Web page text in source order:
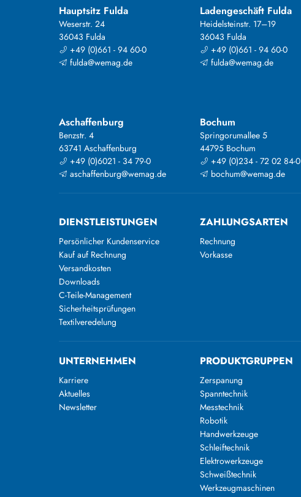
Hauptsitz Fulda
Weserstr. 24
36043 Fulda
+49 (0)661 - 94 60-0
fulda@wemag.de
Ladengeschäft Fulda
Heidelsteinstr. 17–19
36043 Fulda
+49 (0)661 - 94 60-0
fulda@wemag.de
Aschaffenburg
Benzstr. 4
63741 Aschaffenburg
+49 (0)6021 - 34 79-0
aschaffenburg@wemag.de
Bochum
Springorumallee 5
44795 Bochum
+49 (0)234 - 72 02 84-0
bochum@wemag.de
DIENSTLEISTUNGEN
Persönlicher Kundenservice
Kauf auf Rechnung
Versandkosten
Downloads
C-Teile-Management
Sicherheitsprüfungen
Textilveredelung
ZAHLUNGSARTEN
Rechnung
Vorkasse
UNTERNEHMEN
Karriere
Aktuelles
Newsletter
PRODUKTGRUPPEN
Zerspanung
Spanntechnik
Messtechnik
Robotik
Handwerkzeuge
Schleiftechnik
Elektrowerkzeuge
Schweißtechnik
Werkzeugmaschinen